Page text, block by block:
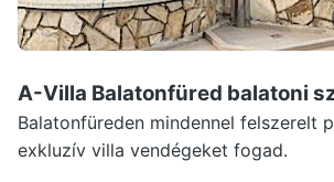
A-Villa Balatonfüred balatoni
Balatonfüreden mindennel felszerelt
exkluzív villa vendégeket fogad.